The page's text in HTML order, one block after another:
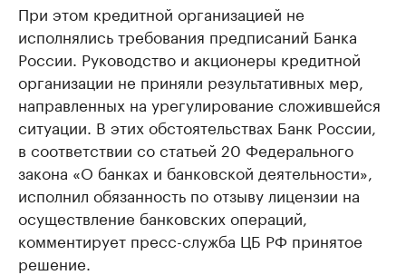
При этом кредитной организацией не
исполнялись требования предписаний Банка
России. Руководство и акционеры кредитной
организации не приняли результативных мер,
направленных на урегулирование сложившейся
ситуации. В этих обстоятельствах Банк России,
в соответствии со статьей 20 Федерального
закона «О банках и банковской деятельности»,
исполнил обязанность по отзыву лицензии на
осуществление банковских операций,
комментирует пресс-служба ЦБ РФ принятое
решение.